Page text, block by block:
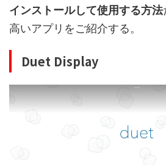
インストールして使用する方法
高いアプリをご紹介する。
Duet Display